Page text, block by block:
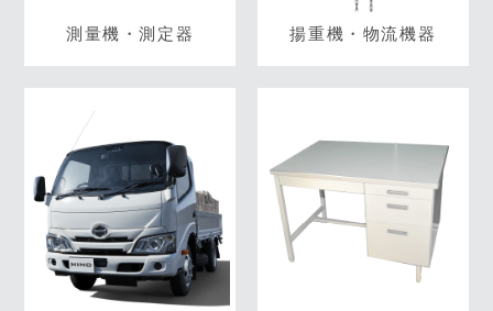
測量機・測定器 揚重機・物流機器